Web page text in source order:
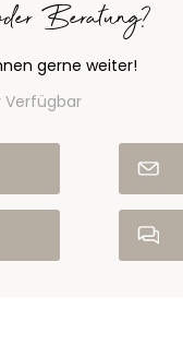
Beratung?
gerne weiter!
Verfügbar